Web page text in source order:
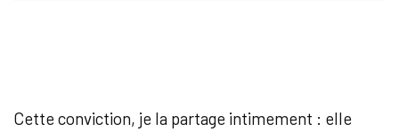
Cette conviction, je la partage intimement : elle